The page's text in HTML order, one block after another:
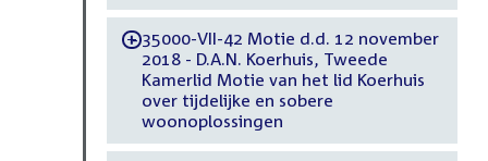
-35000-VII-42 Motie d.d. 12 november
2018 - D.A.N. Koerhuis, Tweede
Kamerlid Motie van het lid Koerhuis
over tijdelijke en sobere
woonoplossingen